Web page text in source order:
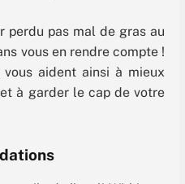
perdu pas mal de gras au
vous en rendre compte !
aident ainsi à mieux
à garder le cap de votre